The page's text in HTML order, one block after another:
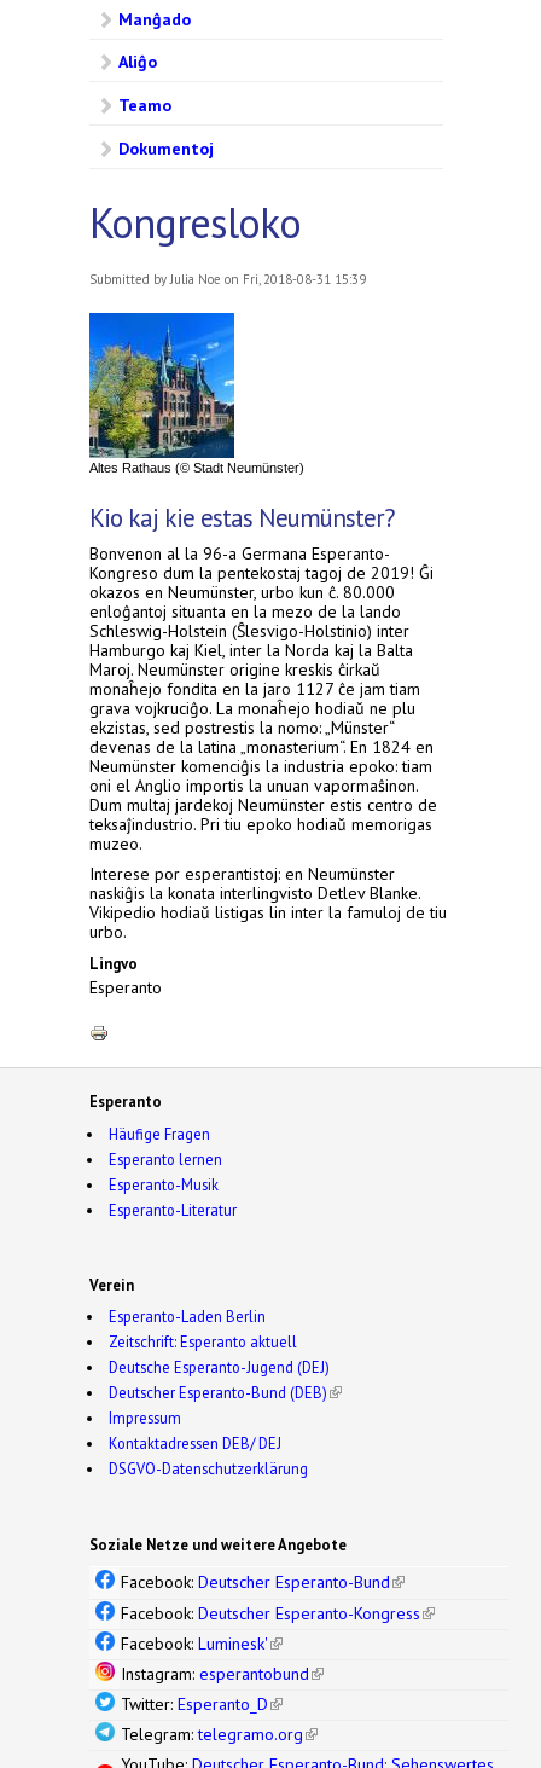
Manĝado
Aliĝo
Teamo
Dokumentoj
Kongresloko
Submitted byJulia Noe on Fri, 2018-08-31 15:39
Altes Rathaus (© Stadt Neumünster)
Kio kaj kie estas Neumünster?
Bonvenon al la 96-a Germana Esperanto-
Kongreso dum la pentekostaj tagoj de 2019! Ĝi
okazos en Neumünster, urbo kun ĉ. 80.000
enloĝantoj situanta en la mezo de la lando
Schleswig-Holstein (Ŝlesvigo-Holstinio) inter
Hamburgo kaj Kiel, inter la Norda kaj la Balta
Maroj. Neumünster origine kreskis ĉirkaŭ
monaĥejo fondita en la jaro 1127 ĉe jam tiam
grava vojkruciĝo. La monaĥejo hodiaŭ ne plu
ekzistas, sed postrestis la nomo: „Münster“
devenas de la latina „monasterium“. En 1824 en
Neumünster komenciĝis la industria epoko: tiam
oni el Anglio importis la unuan vapormaŝinon.
Dum multaj jardekoj Neumünster estis centro de
teksaĵindustrio. Pri tiu epoko hodiaŭ memorigas
muzeo.
Interese por esperantistoj: en Neumünster
naskiĝis la konata interlingvisto Detlev Blanke.
Vikipedio hodiaŭ listigas lin inter la famuloj de tiu
urbo.
Lingvo
Esperanto
Esperanto
Häufige Fragen
Esperanto lernen
Esperanto-Musik
Esperanto-Literatur
Verein
Esperanto-Laden Berlin
Zeitschrift: Esperanto aktuell
Deutsche Esperanto-Jugend (DEJ)
Deutscher Esperanto-Bund (DEB)(link is external)
Impressum
Kontaktadressen DEB/ DEJ
DSGVO-Datenschutzerklärung
Soziale Netze und weitere Angebote
Facebook: Deutscher Esperanto-Bund(link is
external)
Facebook: Deutscher Esperanto-Kongress(link is
Facebook: Luminesk'(link is external)
Instagram: esperantobund(link is external)
Twitter: Esperanto_D(link is external)
Telegram:telegramo.org(link is external)